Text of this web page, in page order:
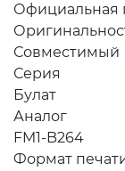
Официальная
Совместимый
Серия
Булат
Аналог
FM1-B264
Формат